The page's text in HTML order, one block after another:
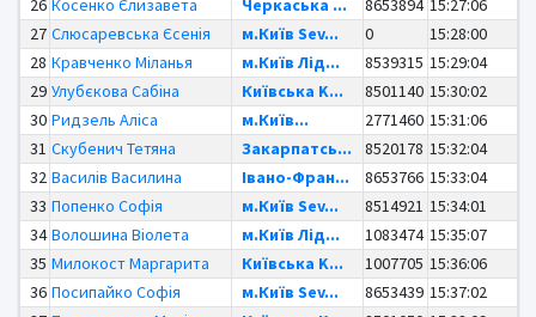
26 Косенко Єлизавета Черкаська ... 8653894 15:27:06
27 Слюсаревська Єсенія м.Київ Sev... 0
15:28:00
28 Кравченко Міланья м.Київ Лід... 8539315 15:29:04
29 Улубєкова Сабіна Київська K... 8501140 15:30:02
30 Ридзель Аліса м.Київ... 2771460 15:31:06
31 Скубенич Тетяна Закарпатсь... 8520178 15:32:04
32 Василів Василина Івано-Фран... 8653766 15:33:04
33 Попенко Софія м.Київ Sev... 8514921 15:34:01
34 Волошина Віолета м.Київ Лід... 1083474 15:35:07
35 Милокост Маргарита Київська K... 1007705 15:36:06
36 Посипайко Софія м.Київ Sev... 8653439 15:37:02